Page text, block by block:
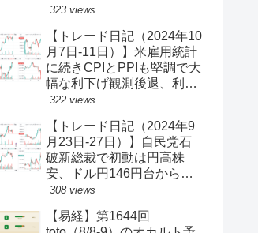
円一時150円台、円安株高
340】
323 views
【トレード日記（2024年10
月7日-11日）】米雇用統計
に続きCPIとPPIも堅調で大
幅な利下げ観測後退、利回
り上昇・ドル買い、ダウと
円149円台【ゆるゆる投機
339】
322 views
【トレード日記（2024年9
月23日-27日）】自民党石
破新総裁で初動は円高株
安、ドル円146円台から一
気に142円台へ【ゆるゆる
308 views
【易経】第1644回